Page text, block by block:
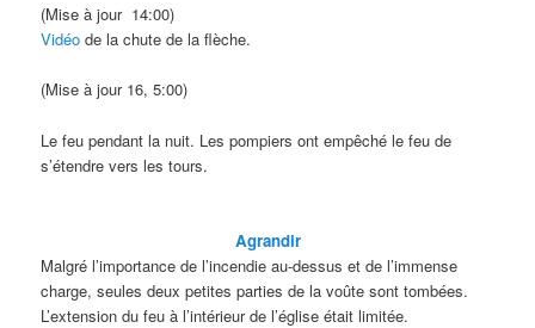
(Mise à jour 14:00)
Vidéo de la chute de la flèche.
(Mise à jour 16, 5:00)
Le feu pendant la nuit. Les pompiers ont empêché le feu de
s’étendre vers les tours.
Agrandir
Malgré l’importance de l’incendie au-dessus et de l’immense
charge, seules deux petites parties de la voûte sont tombées.
L’extension du feu à l’intérieur de l’église était limitée.